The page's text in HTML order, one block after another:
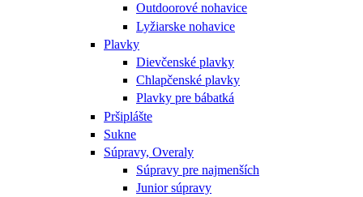
Outdoorové nohavice
Lyžiarske nohavice
Plavky
Dievčenské plavky
Chlapčenské plavky
Plavky pre bábatká
Pršiplášte
Sukne
Súpravy, Overaly
Súpravy pre najmenších
Junior súpravy